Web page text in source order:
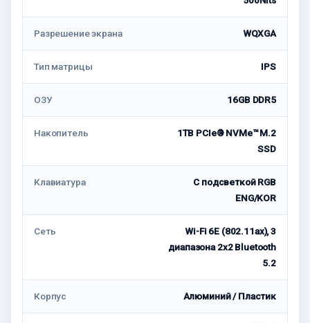
Разрешение экрана WQXGA
Тип матрицы IPS
ОЗУ 16GB DDR5
Накопитель
1TB PCIe® NVMe™ M.2
SSD
Клавиатура
С подсветкой RGB
ENG/KOR
Сеть
Wi-Fi 6E (802.11ax), 3
диапазона 2x2 Bluetooth
5.2
Корпус Алюминий / Пластик